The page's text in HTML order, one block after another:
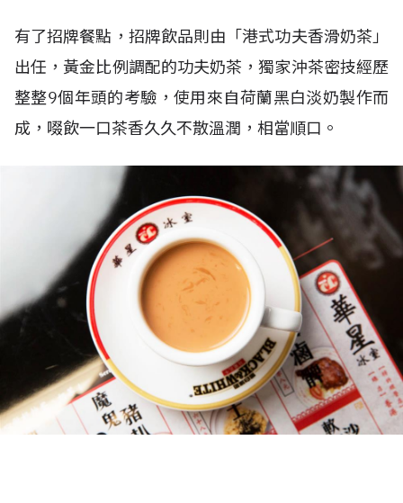
有了招牌餐點，招牌飲品則由「港式功夫香滑奶茶」
出任，黃金比例調配的功夫奶茶，獨家沖茶密技經歷
整整9個年頭的考驗，使用來自荷蘭黑白淡奶製作而
成，啜飲一口茶香久久不散溫潤，相當順口。